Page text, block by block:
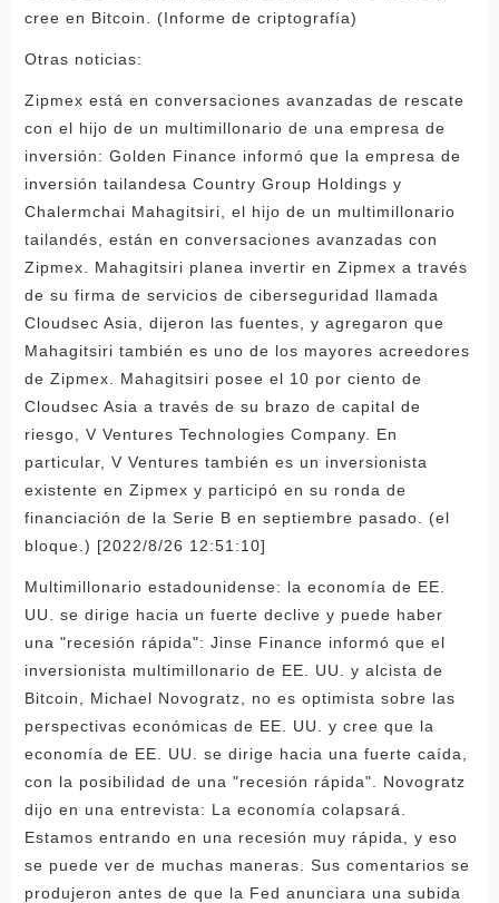
cree en Bitcoin. (Informe de criptografía)
Otras noticias:
Zipmex está en conversaciones avanzadas de rescate
con el hijo de un multimillonario de una empresa de
inversión: Golden Finance informó que la empresa de
inversión tailandesa Country Group Holdings y
Chalermchai Mahagitsiri, el hijo de un multimillonario
tailandés, están en conversaciones avanzadas con
Zipmex. Mahagitsiri planea invertir en Zipmex a través
de su firma de servicios de ciberseguridad llamada
Cloudsec Asia, dijeron las fuentes, y agregaron que
Mahagitsiri también es uno de los mayores acreedores
de Zipmex. Mahagitsiri posee el 10 por ciento de
Cloudsec Asia a través de su brazo de capital de
riesgo, V Ventures Technologies Company. En
particular, V Ventures también es un inversionista
existente en Zipmex y participó en su ronda de
financiación de la Serie B en septiembre pasado. (el
bloque.) [2022/8/26 12:51:10]
Multimillonario estadounidense: la economía de EE.
UU. se dirige hacia un fuerte declive y puede haber
una "recesión rápida": Jinse Finance informó que el
inversionista multimillonario de EE. UU. y alcista de
Bitcoin, Michael Novogratz, no es optimista sobre las
perspectivas económicas de EE. UU. y cree que la
economía de EE. UU. se dirige hacia una fuerte caída,
con la posibilidad de una "recesión rápida". Novogratz
dijo en una entrevista: La economía colapsará.
Estamos entrando en una recesión muy rápida, y eso
se puede ver de muchas maneras. Sus comentarios se
produjeron antes de que la Fed anunciara una subida